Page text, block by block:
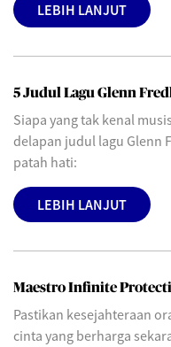
LEBIH LANJUT
5 Judul Lagu Glenn
Siapa yang tak kenal
delapan judul lagu Glenn
patah hati:
LEBIH LANJUT
Maestro Infinite
Pastikan kesejahteraan
cinta yang berharga